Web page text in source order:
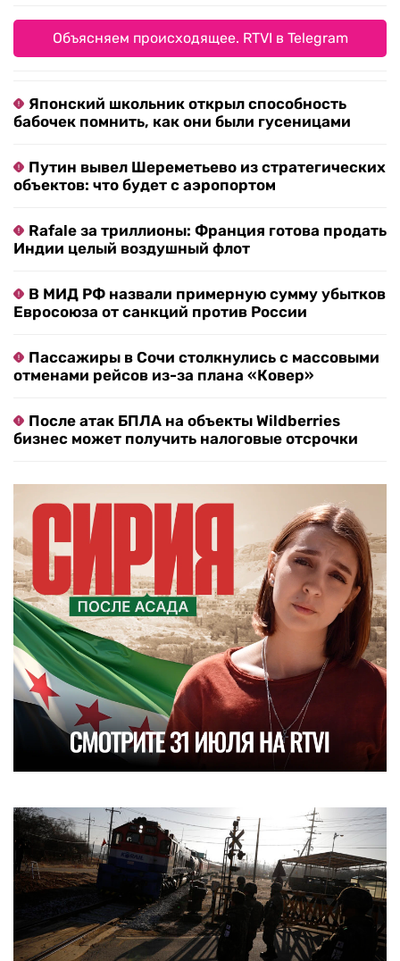
Объясняем происходящее. RTVI в Telegram
Японский школьник открыл способность
бабочек помнить, как они были гусеницами
Путин вывел Шереметьево из стратегических
объектов: что будет с аэропортом
Rafale за триллионы: Франция готова продать
Индии целый воздушный флот
В МИД РФ назвали примерную сумму убытков
Евросоюза от санкций против России
Пассажиры в Сочи столкнулись с массовыми
отменами рейсов из-за плана «Ковер»
После атак БПЛА на объекты Wildberries
бизнес может получить налоговые отсрочки